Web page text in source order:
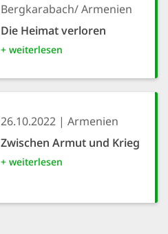
Bergkarabach/ Armenien
Die Heimat verloren
+ weiterlesen
26.10.2022
Armenien
Zwischen Armut und Krieg
+ weiterlesen